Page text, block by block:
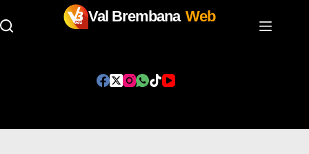
Val Brembana Web